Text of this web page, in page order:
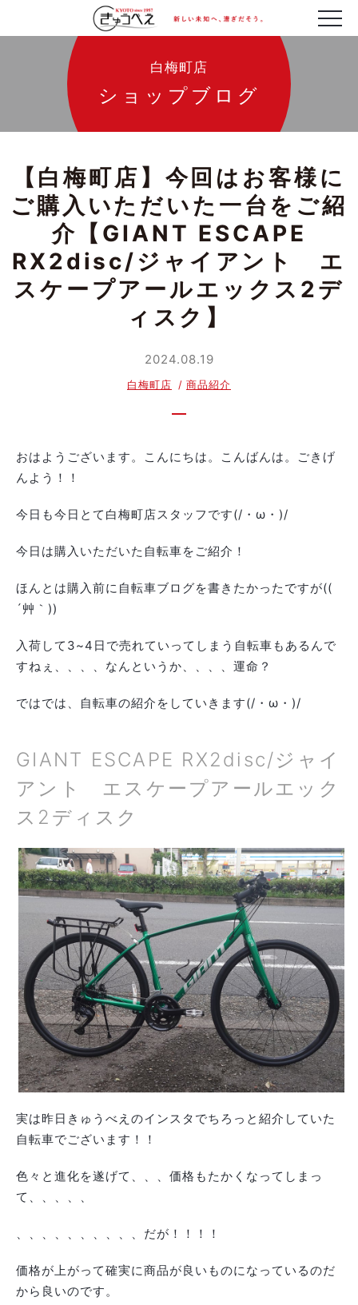
白梅町店
ショップブログ
【白梅町店】今回はお客様に
ご購入いただいた一台をご紹
介【GIANT ESCAPE
RX2disc/ジャイアント エ
スケープアールエックス2デ
ィスク】
2024.08.19
白梅町店 商品紹介
おはようございます。こんにちは。こんばんは。ごきげ
んよう！！
今日も今日とて白梅町店スタッフです(/・ω・)/
今日は購入いただいた自転車をご紹介！
ほんとは購入前に自転車ブログを書きたかったですが((
´艸｀))
入荷して3~4日で売れていってしまう自転車もあるんで
すねぇ、、、、なんというか、、、、運命？
ではでは、自転車の紹介をしていきます(/・ω・)/
GIANT ESCAPE RX2disc/ジャイ
アント エスケープアールエック
ス2ディスク
実は昨日きゅうべえのインスタでちろっと紹介していた
自転車でございます！！
色々と進化を遂げて、、、価格もたかくなってしまっ
て、、、、、
、、、、、、、、、、だが！！！！
価格が上がって確実に商品が良いものになっているのだ
から良いのです。